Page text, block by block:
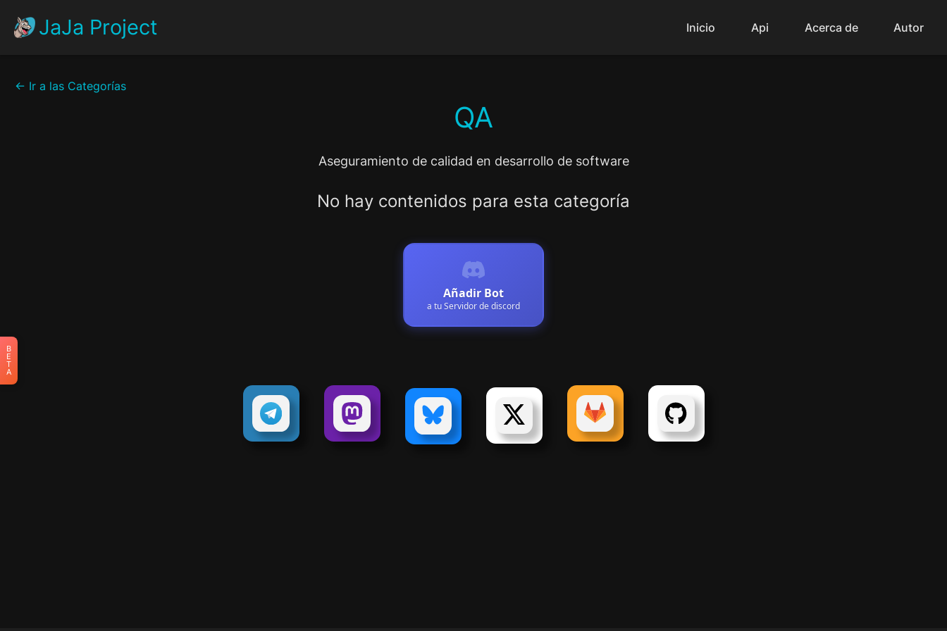
JaJa Project Inicio Api Acerca de Autor
<- Ir a las Categorías
QA
Aseguramiento de calidad en desarrollo de software
No hay contenidos para esta categoría
Añadir Bot
a tu Servidor de discord
B
E
T
A